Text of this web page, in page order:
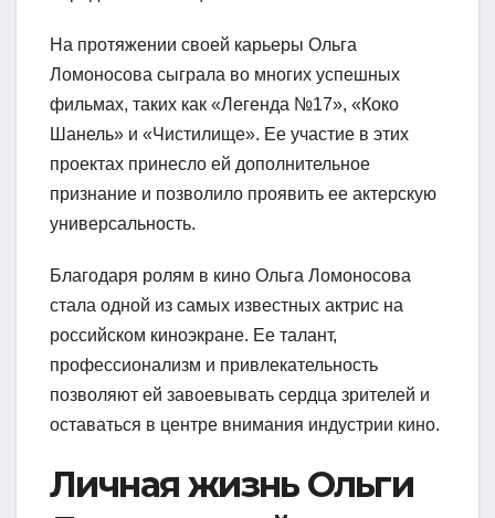
На протяжении своей карьеры Ольга
Ломоносова сыграла во многих успешных
фильмах, таких как «Легенда №17», «Коко
Шанель» и «Чистилище». Ее участие в этих
проектах принесло ей дополнительное
признание и позволило проявить ее актерскую
универсальность.
Благодаря ролям в кино Ольга Ломоносова
стала одной из самых известных актрис на
российском киноэкране. Ее талант,
профессионализм и привлекательность
позволяют ей завоевывать сердца зрителей и
оставаться в центре внимания индустрии кино.
Личная жизнь Ольги